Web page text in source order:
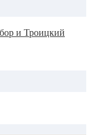
и Троицкий